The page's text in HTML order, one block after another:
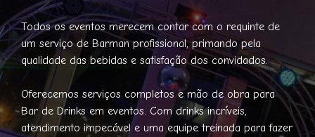
Todos os eventos merecem contar com o requinte de
um serviço de Barman profissional, primando pela
qualidade das bebidas e satisfação dos convidados.
Oferecemos serviços completos e mão de obra para
Bar de Drinks em eventos. Com drinks incríveis,
atendimento impecável e uma equipe treinada para fazer